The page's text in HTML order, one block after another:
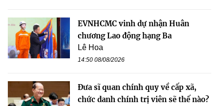
EVNHCMC vinh dự nhận Huân
chương Lao động hạng Ba
Lê Hoa
14:50 08/08/2026
Đưa sĩ quan chính quy về cấp xã,
chức danh chính trị viên sẽ thế nào?